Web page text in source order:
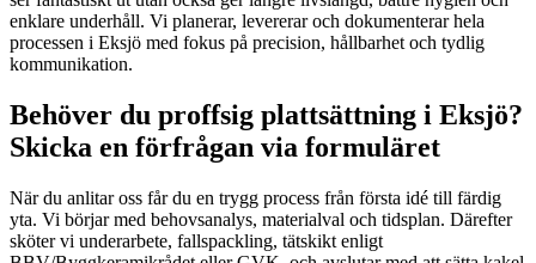
enklare underhåll. Vi planerar, levererar och dokumenterar hela
processen i Eksjö med fokus på precision, hållbarhet och tydlig
kommunikation.
Behöver du proffsig plattsättning i Eksjö?
Skicka en förfrågan via formuläret
När du anlitar oss får du en trygg process från första idé till färdig
yta. Vi börjar med behovsanalys, materialval och tidsplan. Därefter
sköter vi underarbete, fallspackling, tätskikt enligt